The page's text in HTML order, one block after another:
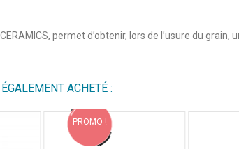
permet d’obtenir, lors de l’usure du
ACHETÉ :
PROMO !